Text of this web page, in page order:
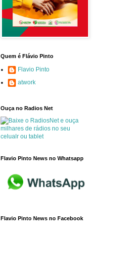
Quem é Flávio Pinto
Flavio Pinto
atwork
Ouça no Radios Net
Flavio Pinto News no Whatsapp
Flavio Pinto News no Facebook